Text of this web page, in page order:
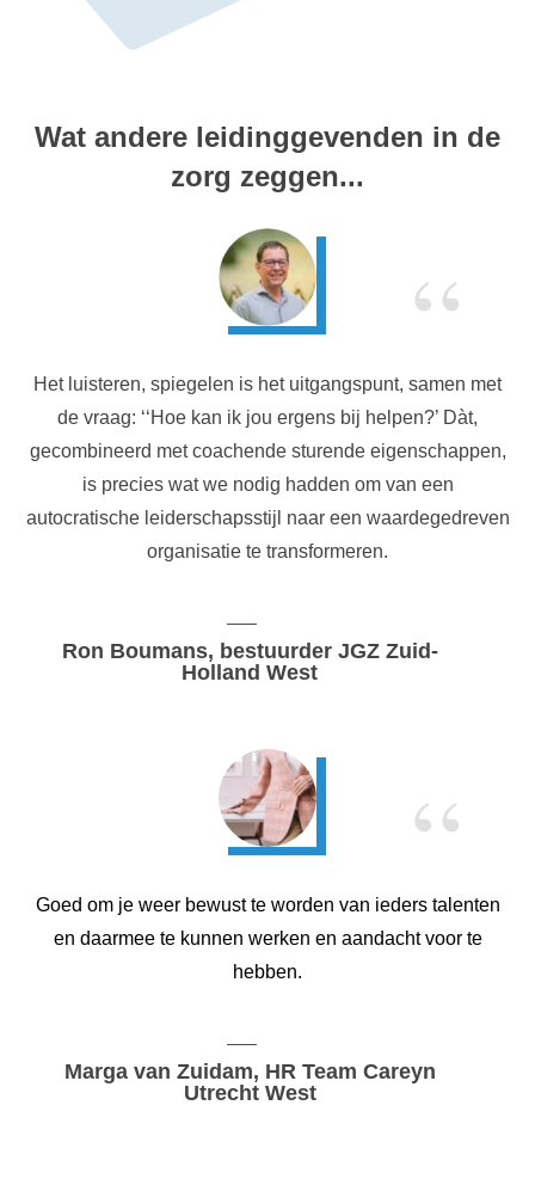
Wat andere leidinggevenden in de
zorg zeggen...
“
Het luisteren, spiegelen is het uitgangspunt, samen met
de vraag: ‘‘Hoe kan ik jou ergens bij helpen?’ Dàt,
gecombineerd met coachende sturende eigenschappen,
is precies wat we nodig hadden om van een
autocratische leiderschapsstijl naar een waardegedreven
organisatie te transformeren.
Ron Boumans, bestuurder JGZ Zuid-
Holland West
“
Goed om je weer bewust te worden van ieders talenten
en daarmee te kunnen werken en aandacht voor te
hebben.
Marga van Zuidam, HR Team Careyn
Utrecht West